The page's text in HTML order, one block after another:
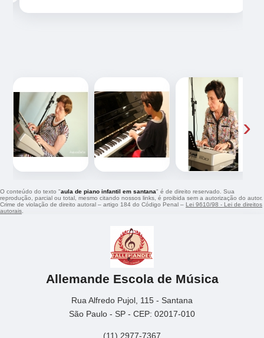
‹ ›
O conteúdo do texto "aula de piano infantil em santana" é de direito reservado. Sua
reprodução, parcial ou total, mesmo citando nossos links, é proibida sem a autorização do autor.
Crime de violação de direito autoral – artigo 184 do Código Penal – Lei 9610/98 - Lei de direitos
autorais
Allemande Escola de Música
Rua Alfredo Pujol, 115 - Santana
São Paulo - SP - CEP: 02017-010
(11) 2977-7367